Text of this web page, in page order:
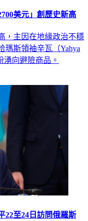
美元」創歷史新高
，主因在地緣政治不穩
瑪斯領袖辛瓦（Yahya
湧向避險商品。
22至24日訪問俄羅斯